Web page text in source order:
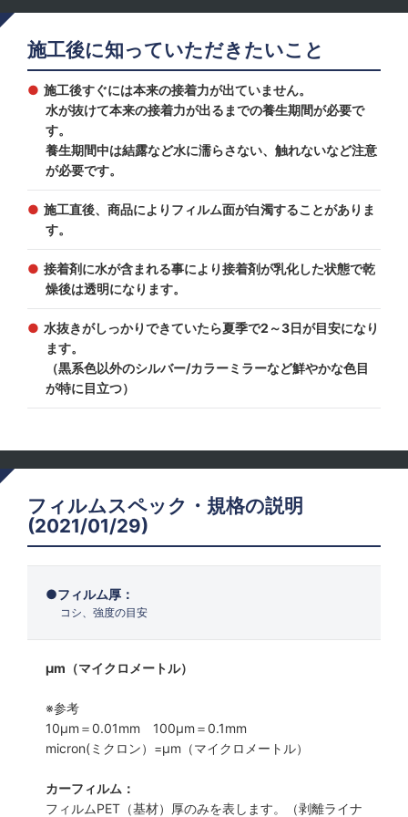
施工後に知っていただきたいこと
施工後すぐには本来の接着力が出ていません。
水が抜けて本来の接着力が出るまでの養生期間が必要で
す。
養生期間中は結露など水に濡らさない、触れないなど注意
が必要です。
施工直後、商品によりフィルム面が白濁することがありま
す。
接着剤に水が含まれる事により接着剤が乳化した状態で乾
燥後は透明になります。
水抜きがしっかりできていたら夏季で2～3日が目安になり
ます。
（黒系色以外のシルバー/カラーミラーなど鮮やかな色目
が特に目立つ）
フィルムスペック・規格の説明
(2021/01/29)
フィルム厚：
コシ、強度の目安
μm（マイクロメートル）
※参考
10μm＝0.01mm 100μm＝0.1mm
micron(ミクロン）=µm（マイクロメートル）
カーフィルム：
フィルムPET（基材）厚のみを表します。（剥離ライナ